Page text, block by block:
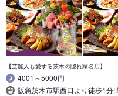
【芸能人も愛する茨木の隠れ家名店】
4001～5000円
阪急茨木市駅西口より徒歩1分